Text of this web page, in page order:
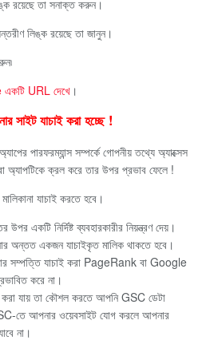
রয়েছে তা সনাক্ত করুন।
লিঙ্ক রয়েছে তা জানুন।
URL দেখে ।
সাইট যাচাই করা হচ্ছে !
পারফরম্যান্স সম্পর্কে গোপনীয় তথ্যে অ্যাক্সেস
অ্যাপটিকে ক্রল করে তার উপর প্রভাব ফেলে !
যাচাই করতে হবে।
উপর একটি নির্দিষ্ট ব্যবহারকারীর নিয়ন্ত্রণ দেয়।
অন্তত একজন যাচাইকৃত মালিক থাকতে হবে।
সম্পত্তি যাচাই করা PageRank বা Google
করে না।
যায় তা কৌশল করতে আপনি GSC ডেটা
তে আপনার ওয়েবসাইট যোগ করলে আপনার
না।